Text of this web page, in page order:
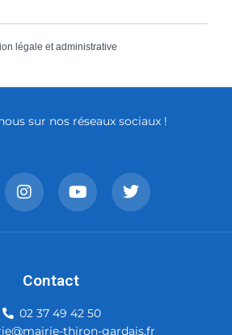
légale et administrative
sur nos réseaux sociaux !
Contact
02 37 49 42 50
thiron-gardais.fr